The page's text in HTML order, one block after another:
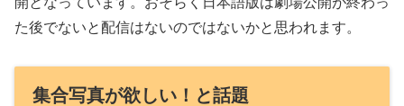
た後でないと配信はないのではないかと思われます。
集合写真が欲しい！と話題